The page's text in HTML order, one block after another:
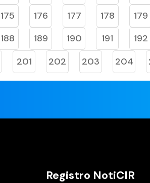
175 176 177 178 179
188 189 190 191 192
201 202 203 204
Registro NotiCIR